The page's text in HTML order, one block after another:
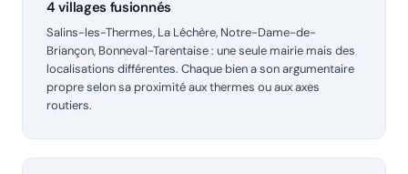
4 villages fusionnés
Salins-les-Thermes, La Léchère, Notre-Dame-de-
Briançon, Bonneval-Tarentaise : une seule mairie mais des
localisations différentes. Chaque bien a son argumentaire
propre selon sa proximité aux thermes ou aux axes
routiers.